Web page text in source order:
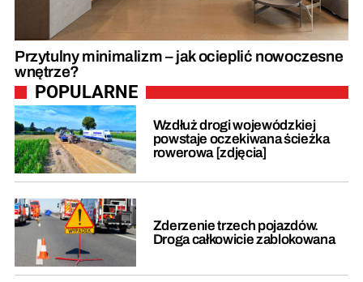
Przytulny minimalizm – jak ocieplić nowoczesne
wnętrze?
POPULARNE
Wzdłuż drogi wojewódzkiej
powstaje oczekiwana ścieżka
rowerowa [zdjęcia]
Zderzenie trzech pojazdów.
Droga całkowicie zablokowana